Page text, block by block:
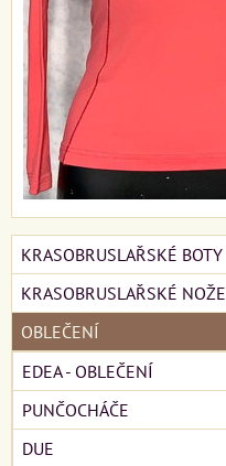
KRASOBRUSLAŘSKÉ BOTY
KRASOBRUSLAŘSKÉ NOŽE
OBLEČENÍ
EDEA - OBLEČENÍ
PUNČOCHÁČE
DUE